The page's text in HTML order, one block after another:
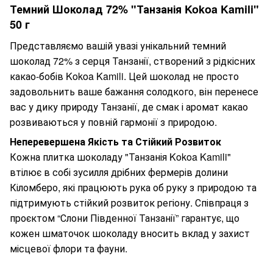
Темний Шоколад 72% "Танзанія Kokoa Kamili"
50 г
Представляємо вашій увазі унікальний темний
шоколад 72% з серця Танзанії, створений з рідкісних
какао-бобів Kokoa Kamili. Цей шоколад не просто
задовольнить ваше бажання солодкого, він перенесе
вас у дику природу Танзанії, де смак і аромат какао
розвиваються у повній гармонії з природою.
Неперевершена Якість та Стійкий Розвиток
Кожна плитка шоколаду "Танзанія Kokoa Kamili"
втілює в собі зусилля дрібних фермерів долини
Кіломберо, які працюють рука об руку з природою та
підтримують стійкий розвиток регіону. Співпраця з
проєктом “Слони Південної Танзанії” гарантує, що
кожен шматочок шоколаду вносить вклад у захист
місцевої флори та фауни.